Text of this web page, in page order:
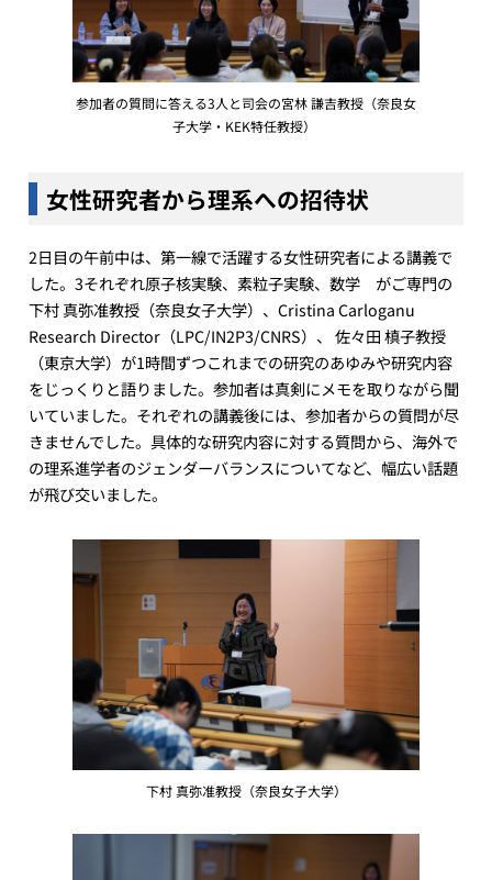
参加者の質問に答える3人と司会の宮林 謙吉教授（奈良女
子大学・KEK特任教授）
女性研究者から理系への招待状
2日目の午前中は、第一線で活躍する女性研究者による講義で
した。3それぞれ原子核実験、素粒子実験、数学 がご専門の
下村 真弥准教授（奈良女子大学）、Cristina Carloganu
Research Director（LPC/IN2P3/CNRS）、 佐々田 槙子教授
（東京大学）が1時間ずつこれまでの研究のあゆみや研究内容
をじっくりと語りました。参加者は真剣にメモを取りながら聞
いていました。それぞれの講義後には、参加者からの質問が尽
きませんでした。具体的な研究内容に対する質問から、海外で
の理系進学者のジェンダーバランスについてなど、幅広い話題
が飛び交いました。
下村 真弥准教授（奈良女子大学）